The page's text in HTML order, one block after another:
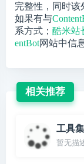
完整性，同时该
如果有与
系方式； 酷米站
entBot网站中信
相关推荐
工具
暂无描